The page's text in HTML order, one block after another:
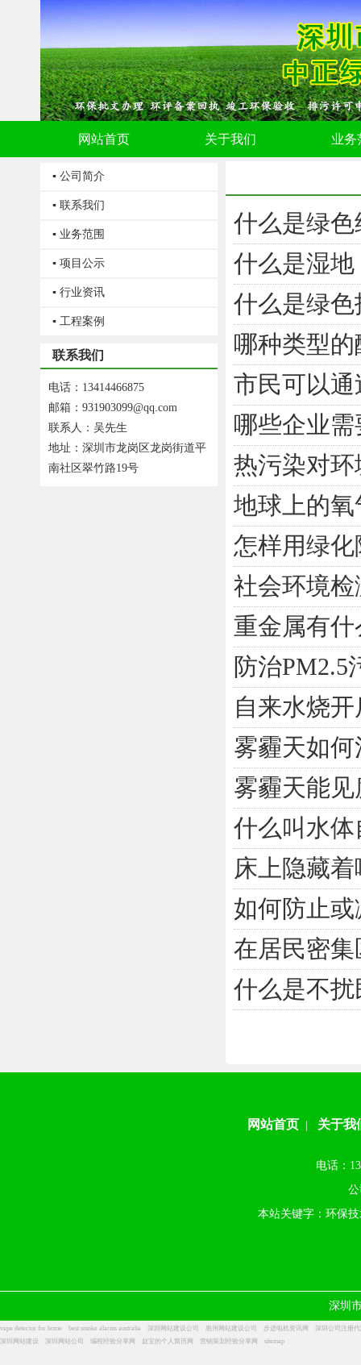
网站首页 关于我们 业务
▪ 公司简介
▪ 联系我们
▪ 业务范围
▪ 项目公示
▪ 行业资讯
▪ 工程案例
联系我们
电话：13414466875
邮箱：931903099@qq.com
联系人：吴先生
地址：深圳市龙岗区龙岗街道平
南社区翠竹路19号
什么是绿
什么是湿地
什么是绿
哪种类型
市民可以
哪些企业
热污染对
地球上的
怎样用绿
社会环境
重金属有
防治PM2.5
自来水烧
雾霾天如
雾霾天能
什么叫水
床上隐藏
如何防止
在居民密集
什么是不
网站首页 关于我
电话：
本站关键字：环保
深圳
vape detector for home best smoke alarms australia 深圳网站建设公司 惠州网站建设公司 步进电机资讯网
深圳公司注册
深圳网站建设
深圳网站公司 编程经验分享网 赵宝的个人简历网 营销策划经验分享网 sitemap